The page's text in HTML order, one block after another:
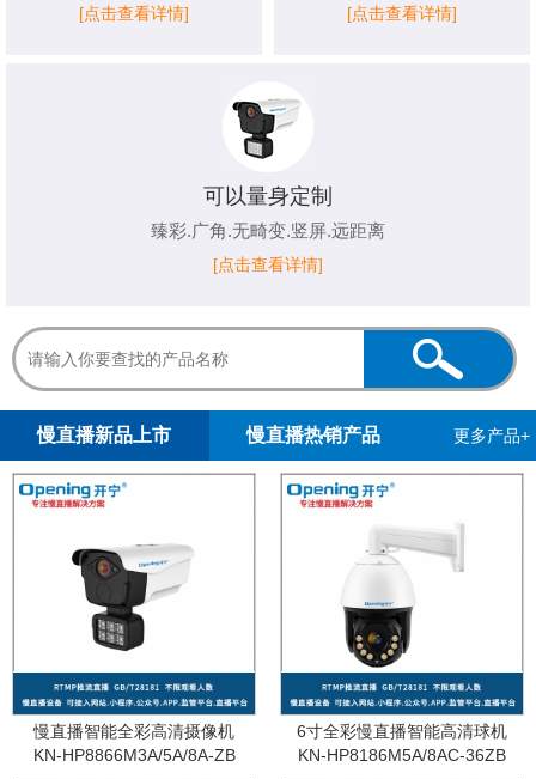
[点击查看详情] [点击查看详情]
可以量身定制
臻彩.广角.无畸变.竖屏.远距离
[点击查看详情]
慢直播新品上市 慢直播热销产品 更多产品+
慢直播智能全彩高清摄像机
KN-HP8866M3A/5A/8A-ZB
6寸全彩慢直播智能高清球机
KN-HP8186M5A/8AC-36ZB